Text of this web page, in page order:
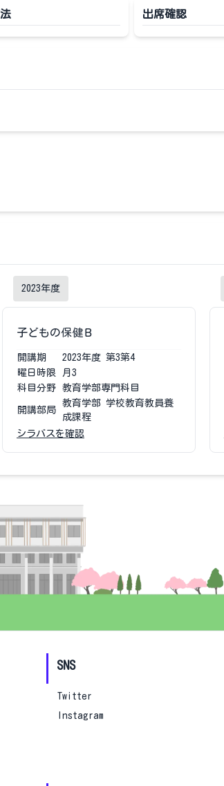
出席確認
2023年度
子どもの保健Ｂ
開講期 2023年度 第3第4
曜日時限
月3
科目分野
教育学部専門科目
開講部局
教育学部 学校教育教員養
成課程
シラバスを確認
SNS
Twitter
Instagram